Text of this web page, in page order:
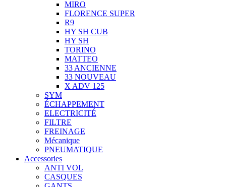
MIRO
FLORENCE SUPER
R9
HY SH CUB
HY SH
TORINO
MATTEO
33 ANCIENNE
33 NOUVEAU
X ADV 125
SYM
ÉCHAPPEMENT
ELECTRICITÉ
FILTRE
FREINAGE
Mécanique
PNEUMATIQUE
Accessories
ANTI VOL
CASQUES